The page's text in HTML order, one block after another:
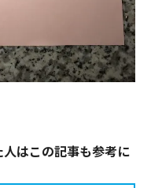
はこの記事も参考に